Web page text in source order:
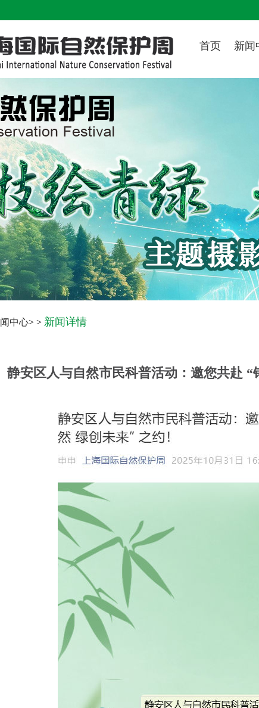
首页 新闻
中心> > 新闻详情
静安区人与自然市民科普活动：邀您共赴 “